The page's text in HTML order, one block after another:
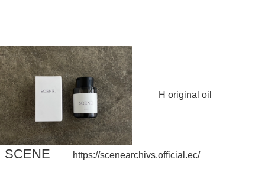
H original oil
SCENE https://scenearchivs.official.ec/